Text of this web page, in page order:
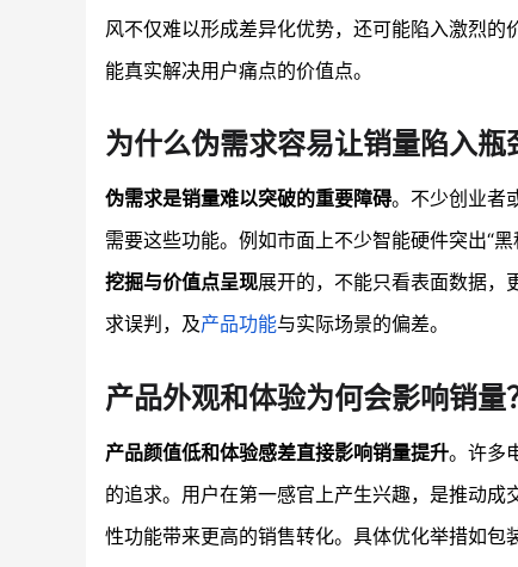
风不仅难以形成差异化优势，还可能陷入激烈
能真实解决用户痛点的价值点。
为什么伪需求容易让销量陷入瓶
伪需求是销量难以突破的重要障碍。不少创业者
需要这些功能。例如市面上不少智能硬件突出“
挖掘与价值点呈现展开的，不能只看表面数据，
求误判，及产品功能与实际场景的偏差。
产品外观和体验为何会影响销量
产品颜值低和体验感差直接影响销量提升。许多
的追求。用户在第一感官上产生兴趣，是推动成
性功能带来更高的销售转化。具体优化举措如包